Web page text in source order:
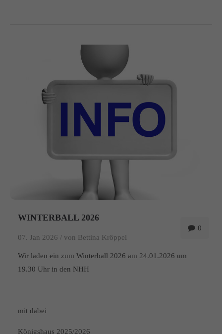
0
WINTERBALL 2026
07. Jan 2026 / von Bettina Kröppel
Wir laden ein zum Winterball 2026 am 24.01.2026 um
19.30 Uhr in den NHH
mit dabei
Königshaus 2025/2026